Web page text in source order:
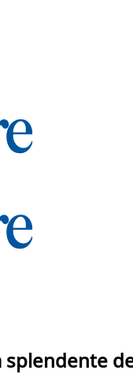
splendente